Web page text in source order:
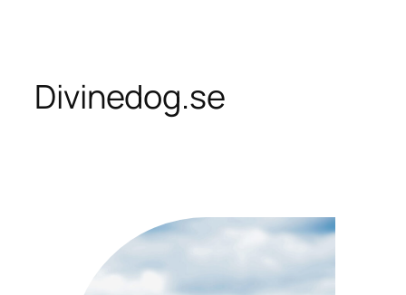
content
Divinedog.se